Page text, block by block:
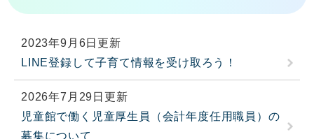
2023年9月6日更新
LINE登録して子育て情報を受け取ろう！
2026年7月29日更新
児童館で働く児童厚生員（会計年度任用職員）の
募集について